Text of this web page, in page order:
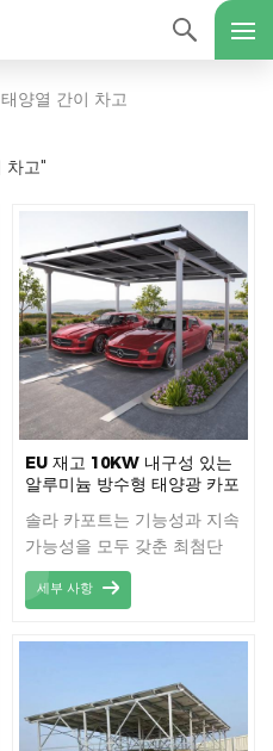
태양열 간이 차고
차고"
EU 재고 10KW 내구성 있는
알루미늄 방수형 태양광 카포
솔라 카포트는 기능성과 지속
가능성을 모두 갖춘 최첨단
구조물입니다. 견고한 알루미
늄 구조와 내구성 있는 방수
안전하게 보호합니다.
세부 사항